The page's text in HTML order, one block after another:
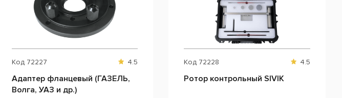
Код 72227 4.5
Адаптер фланцевый (ГАЗЕЛЬ,
Волга, УАЗ и др.)
Код 72228 4.5
Ротор контрольный SIVIK